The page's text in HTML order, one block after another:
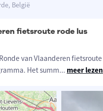
België
fietsroute rode lus
van Vlaanderen
Het summ... meer lezen